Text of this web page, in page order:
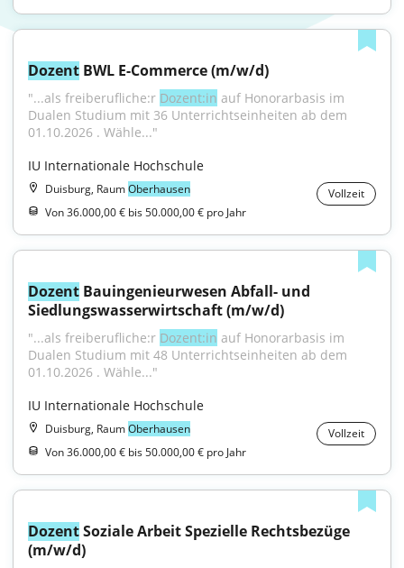
Dozent BWL E-Commerce (m/w/d)
"...als freiberufliche:r Dozent:in auf Honorarbasis im
Dualen Studium mit 36 Unterrichtseinheiten ab dem
01.10.2026 . Wähle..."
IU Internationale Hochschule
Duisburg, RaumOberhausen
Vollzeit
Von 36.000,00 € bis 50.000,00 € pro Jahr
Dozent Bauingenieurwesen Abfall- und
Siedlungswasserwirtschaft (m/w/d)
"...als freiberufliche:r Dozent:in auf Honorarbasis im
Dualen Studium mit 48 Unterrichtseinheiten ab dem
01.10.2026 . Wähle..."
IU Internationale Hochschule
Duisburg, RaumOberhausen
Vollzeit
Von 36.000,00 € bis 50.000,00 € pro Jahr
Dozent Soziale Arbeit Spezielle Rechtsbezüge
(m/w/d)